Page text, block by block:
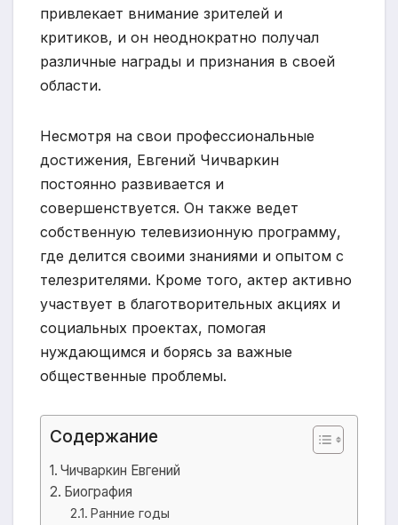
привлекает внимание зрителей и
критиков, и он неоднократно получал
различные награды и признания в своей
области.
Несмотря на свои профессиональные
достижения, Евгений Чичваркин
постоянно развивается и
совершенствуется. Он также ведет
собственную телевизионную программу,
где делится своими знаниями и опытом с
телезрителями. Кроме того, актер активно
участвует в благотворительных акциях и
социальных проектах, помогая
нуждающимся и борясь за важные
общественные проблемы.
Содержание
Чичваркин Евгений
Биография
Ранние годы